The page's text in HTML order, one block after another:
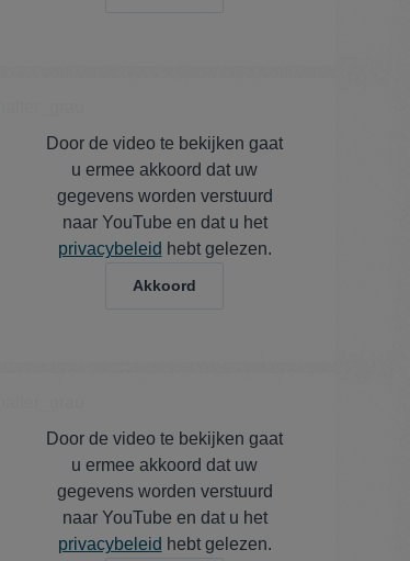
Door de video te bekijken gaat
u ermee akkoord dat uw
gegevens worden verstuurd
naar YouTube en dat u het
privacybeleid hebt gelezen.
Akkoord
Door de video te bekijken gaat
u ermee akkoord dat uw
gegevens worden verstuurd
naar YouTube en dat u het
privacybeleid hebt gelezen.